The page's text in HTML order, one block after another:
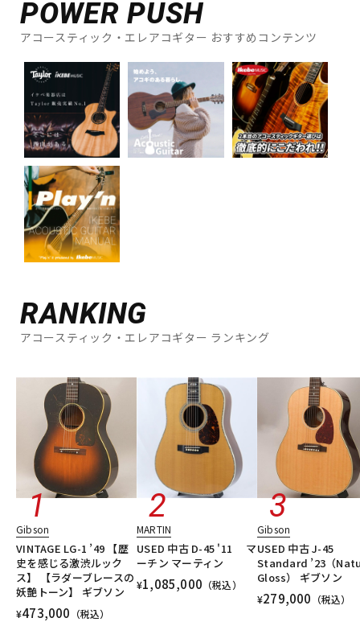
POWER PUSH
アコースティック・エレアコギター おすすめコンテンツ
RANKING
アコースティック・エレアコギター ランキング
Gibson
VINTAGE LG-1 ’49 【歴
史を感じる激渋ルック
ス】 【ラダーブレースの
妖艶トーン】 ギブソン
¥473,000 （税込）
MARTIN
USED 中古 D-45 '11 マ
ーチン マーティン
¥1,085,000 （税込）
Gibson
USED 中古 J-45
Standard ’23（
Gloss） ギブソン
¥279,000 （税込）